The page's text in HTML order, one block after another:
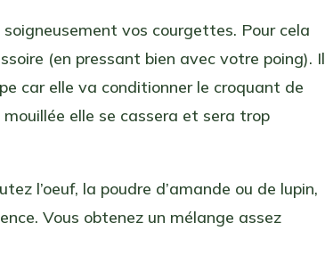
vos courgettes. Pour cela
(en pressant bien avec votre poing). Il
car elle va conditionner le croquant de
elle se cassera et sera trop
l’oeuf, la poudre d’amande ou de lupin,
Vous obtenez un mélange assez